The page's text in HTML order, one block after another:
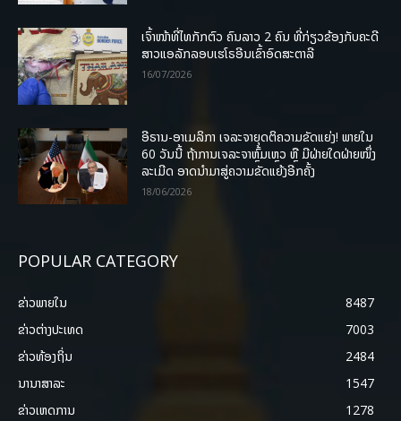
ເຈົ້າໜ້າທີ່ໄທກັກຕົວ ຄົນລາວ 2 ຄົນ ທີ່ກ່ຽວຂ້ອງກັບຄະດີ
ສາວແອລັກລອບເຮໂຣອີນເຂົ້າອົດສະຕາລີ
16/07/2026
ອີຣານ-ອາເມລິກາ ເຈລະຈາຍຸດຕິຄວາມຂັດແຍ່ງ! ພາຍໃນ
60 ວັນນີ້ ຖ້າການເຈລະຈາຫຼົ້ມເຫຼວ ຫຼື ມີຝ່າຍໃດຝ່າຍໜຶ່ງ
ລະເມີດ ອາດນໍາມາສູ່ຄວາມຂັດແຍ້ງອີກຄັ້ງ
18/06/2026
POPULAR CATEGORY
ຂ່າວພາຍ​ໃນ
8487
ຂ່າວຕ່າງປະເທດ
7003
ຂ່າວທ້ອງຖິ່ນ
2484
ນານາສາລະ
1547
ຂ່າວເຫດການ
1278